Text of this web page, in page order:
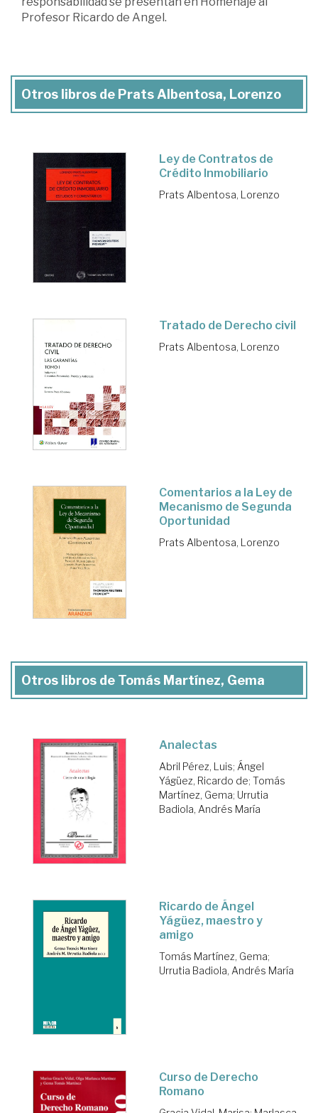
Profesor Ricardo de Angel.
Otros libros de Prats Albentosa, Lorenzo
Ley de Contratos de
Crédito Inmobiliario
Prats Albentosa, Lorenzo
Tratado de Derecho civil
Prats Albentosa, Lorenzo
Comentarios a la Ley de
Mecanismo de Segunda
Oportunidad
Prats Albentosa, Lorenzo
Otros libros de Tomás Martínez, Gema
Analectas
Abril Pérez, Luis; Ángel
Yágüez, Ricardo de; Tomás
Martínez, Gema; Urrutia
Badiola, Andrés María
Ricardo de Ángel
Yágüez, maestro y
amigo
Tomás Martínez, Gema;
Urrutia Badiola, Andrés María
Curso de Derecho
Romano